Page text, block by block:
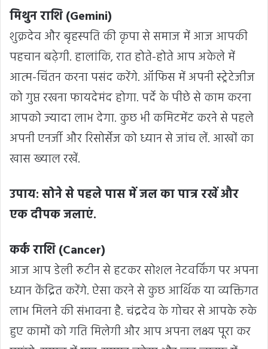
मिथुन राशि (Gemini)
शुक्रदेव और बृहस्पति की कृपा से समाज में आज आपकी
पहचान बढ़ेगी. हालांकि, रात होते-होते आप अकेले में
आत्म-चिंतन करना पसंद करेंगे. ऑफिस में अपनी स्ट्रेटेजीज
को गुप्त रखना फायदेमंद होगा. पर्दे के पीछे से काम करना
आपको ज्यादा लाभ देगा. कुछ भी कमिटमेंट करने से पहले
अपनी एनर्जी और रिसोर्सेज को ध्यान से जांच लें. आखों का
खास ख्याल रखें.
उपाय: सोने से पहले पास में जल का पात्र रखें और
एक दीपक जलाएं.
कर्क राशि (Cancer)
आज आप डेली रूटीन से हटकर सोशल नेटवर्किंग पर अपना
ध्यान केंद्रित करेंगे. ऐसा करने से कुछ आर्थिक या व्यक्तिगत
लाभ मिलने की संभावना है. चंद्रदेव के गोचर से आपके रुके
हुए कामों को गति मिलेगी और आप अपना लक्ष्य पूरा कर